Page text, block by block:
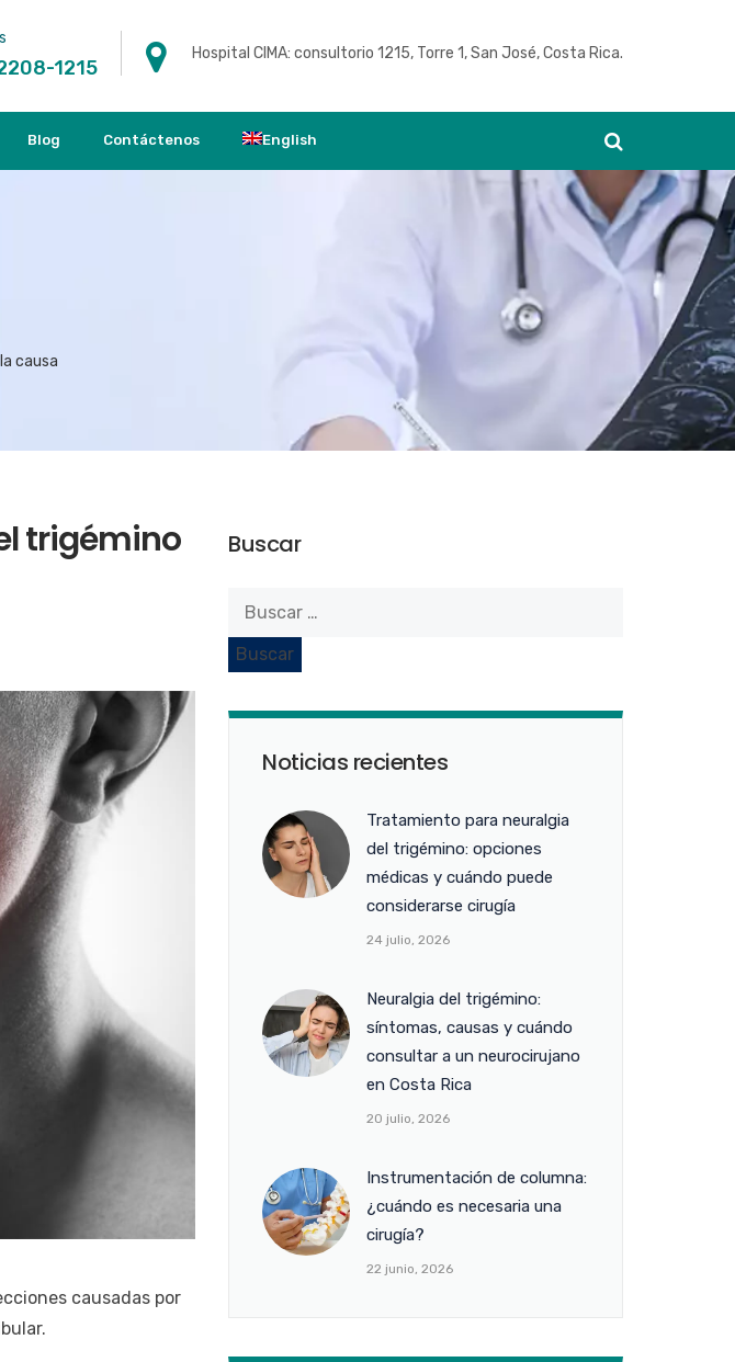
1215
Hospital CIMA: consultorio 1215, Torre 1, San José, Costa Rica.
Blog Contáctenos English
causa
trigémino
causadas por
Buscar
Noticias recientes
Tratamiento para neuralgia
del trigémino: opciones
médicas y cuándo puede
considerarse cirugía
24 julio, 2026
Neuralgia del trigémino:
síntomas, causas y cuándo
consultar a un neurocirujano
en Costa Rica
20 julio, 2026
Instrumentación de columna:
¿cuándo es necesaria una
cirugía?
22 junio, 2026